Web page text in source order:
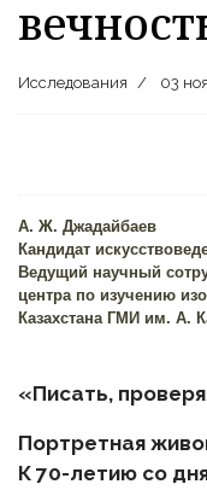
Исследования 03
А. Ж. Джадайбаев
Кандидат
Ведущий научный
центра по изучению
Казахстана ГМИ им. А.
«Писать,
Портретная
К 70-летию со
23 97